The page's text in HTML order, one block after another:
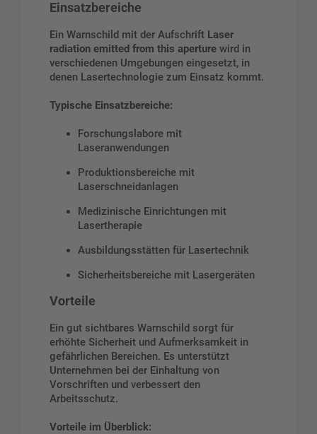
Einsatzbereiche
Ein Warnschild mit der Aufschrift Laser
radiation emitted from this aperture wird in
verschiedenen Umgebungen eingesetzt, in
denen Lasertechnologie zum Einsatz kommt.
Typische Einsatzbereiche:
Forschungslabore mit
Laseranwendungen
Produktionsbereiche mit
Laserschneidanlagen
Medizinische Einrichtungen mit
Lasertherapie
Ausbildungsstätten für Lasertechnik
Sicherheitsbereiche mit Lasergeräten
Vorteile
Ein gut sichtbares Warnschild sorgt für
erhöhte Sicherheit und Aufmerksamkeit in
gefährlichen Bereichen. Es unterstützt
Unternehmen bei der Einhaltung von
Vorschriften und verbessert den
Arbeitsschutz.
Vorteile im Überblick: